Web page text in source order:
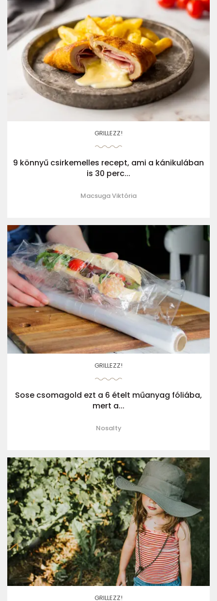
GRILLEZZ!
9 könnyű csirkemelles recept, ami a kánikulában
is 30 perc...
Macsuga Viktória
GRILLEZZ!
Sose csomagold ezt a 6 ételt műanyag fóliába,
mert a...
Nosalty
GRILLEZZ!